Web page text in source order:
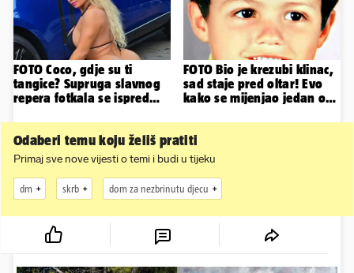
FOTO Coco, gdje su ti
tangice? Supruga slavnog
repera fotkala se ispred
FOTO Bio je krezubi klinac,
sad staje pred oltar! Evo
kako se mijenjao jedan od
Odaberi temu koju želiš pratiti
Primaj sve nove vijesti o temi i budi u tijeku
dm skrb dom za nezbrinutu djecu